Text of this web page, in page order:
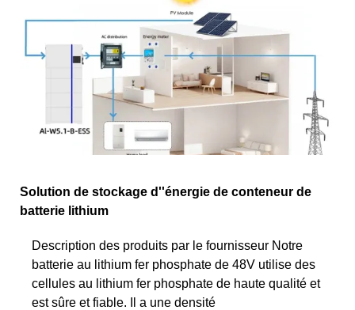
Solution de stockage d''énergie de conteneur de
batterie lithium
Description des produits par le fournisseur Notre
batterie au lithium fer phosphate de 48V utilise des
cellules au lithium fer phosphate de haute qualité et
est sûre et fiable. Il a une densité